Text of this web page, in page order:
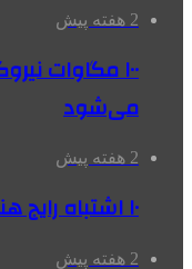
2 هفته پیش
۱۰۰ مگاوات
می‌شود
2 هفته پیش
۱۰ اشتباه رایج هنگام انتخاب تاورکرین برای پروژه
2 هفته پیش